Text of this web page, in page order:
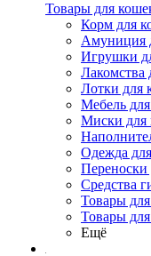
Товары для
Корм для
Амуниция
Игрушки
Лакомства
Лотки для
Мебель
Миски для
Одежда
Переноски
Средства
Товары для
Товары
Ещё